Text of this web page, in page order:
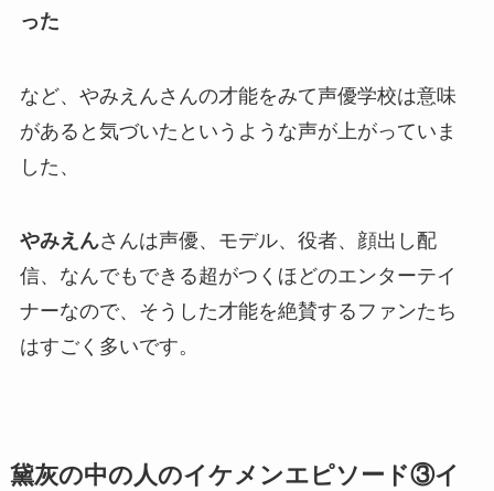
った
など、やみえんさんの才能をみて声優学校は意味
がある と気づいたというような声が上がっていま
した、
やみえんさんは声優、モデル、役者、顔出し配
信、なんでもできる超がつくほどのエンターテイ
ナーなので、そうした才能を絶賛するファンたち
はすごく多いです。
黛灰の中の人のイケメンエピソード③イ